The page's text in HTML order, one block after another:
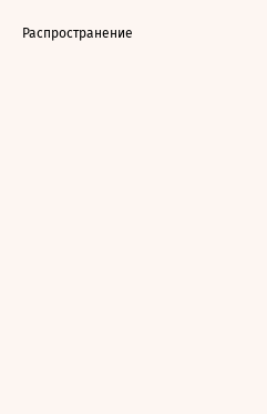
Распространение